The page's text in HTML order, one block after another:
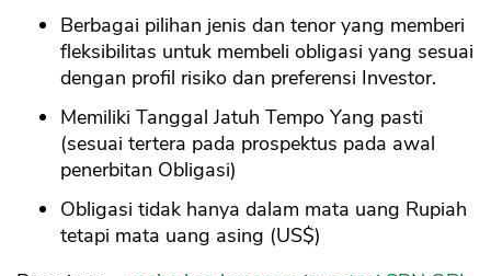
Berbagai pilihan jenis dan tenor yang memberi
fleksibilitas untuk membeli obligasi yang sesuai
dengan profil risiko dan preferensi Investor.
Memiliki Tanggal Jatuh Tempo Yang pasti
(sesuai tertera pada prospektus pada awal
penerbitan Obligasi)
Obligasi tidak hanya dalam mata uang Rupiah
tetapi mata uang asing (US$)